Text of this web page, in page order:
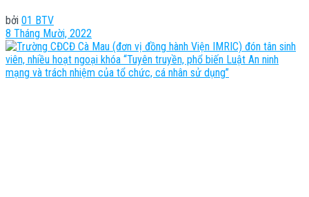
bởi 01 BTV
8 Tháng Mười, 2022